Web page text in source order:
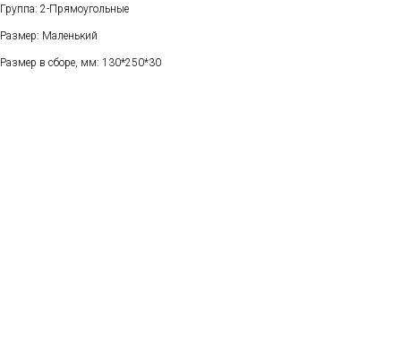
Группа: 2-Прямоугольные
Размер: Маленький
Размер в сборе, мм: 130*250*30